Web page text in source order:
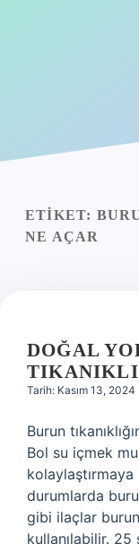
Yasal Uyarı
ETIKET:
NE AÇAR
DOĞAL
Tarih: Kasım 13, 2024
Burun
Bol su içmek
kolaylaştırmaya
durumlarda
gibi ilaçlar burun
kullanılabilir. 25